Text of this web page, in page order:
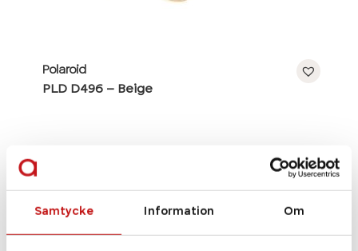
Samtycke Information Om
Polaroid
PLD D496 – Beige